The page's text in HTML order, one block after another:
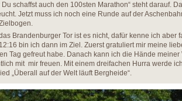
Du schaffst auch den 100sten Marathon“ steht darauf.
Jetzt muss ich noch eine Runde auf der
Brandenburger Tor ist es nicht, dafür kenne ich aber
bin ich dann im Ziel. Zuerst gratuliert mir meine
Tag gefreut habe. Danach kann ich die Hände
mit mir freuen. Mit einem dreifachen Hurra werde
„Überall auf der Welt läuft Bergheide“.